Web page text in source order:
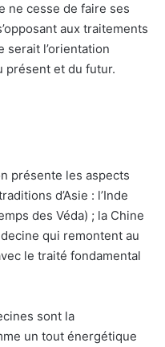
ne cesse de faire ses
aux traitements
serait l’orientation
présent et du futur.
présente les aspects
d’Asie : l’Inde
des Véda) ; la Chine
qui remontent au
le traité fondamental
sont la
un tout énergétique